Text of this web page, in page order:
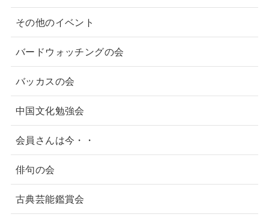
その他のイベント
バードウォッチングの会
バッカスの会
中国文化勉強会
会員さんは今・・
俳句の会
古典芸能鑑賞会